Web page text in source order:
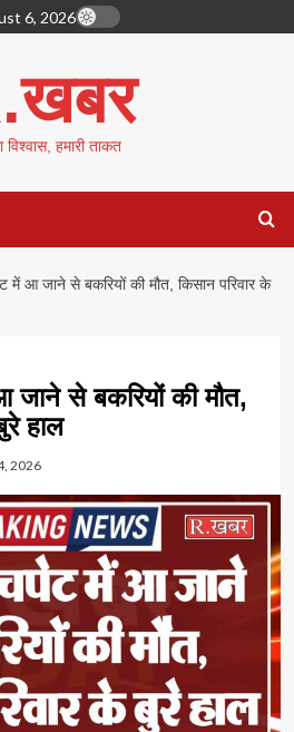
6, 2026
हमारी ताकत
में आ जाने से बकरियों की मौत, किसान परिवार के
से बकरियों की मौत,
हाल
2026